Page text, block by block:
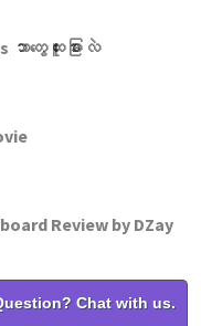
တွေထူးခြားလဲ
Review by DZay
Review by DZay
Chat with us.